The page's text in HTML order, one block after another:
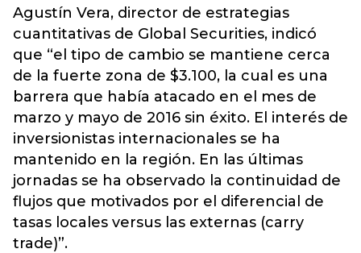
Agustín Vera, director de estrategias
cuantitativas de Global Securities, indicó
que “el tipo de cambio se mantiene cerca
de la fuerte zona de $3.100, la cual es una
barrera que había atacado en el mes de
marzo y mayo de 2016 sin éxito. El interés de
inversionistas internacionales se ha
mantenido en la región. En las últimas
jornadas se ha observado la continuidad de
flujos que motivados por el diferencial de
tasas locales versus las externas (carry
trade)”.